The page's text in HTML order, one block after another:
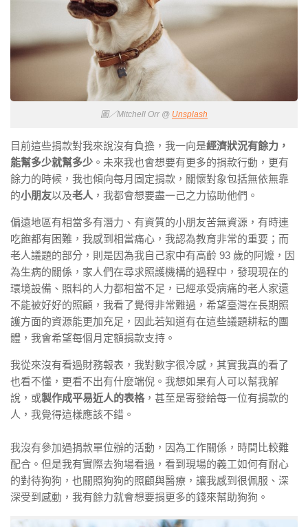
圖／Mitchell Orr @ Unsplash
目前這些捐款對我來說沒有負擔，我一向是經濟狀況有餘力，
能幫多少就幫多少 。未來我也會想要有更多的捐款行動，更有
餘力的時候，我也傾向每月固定捐款，關懷對象包括無依無靠
的小朋友以及老人 ，我都會想要盡一己之力協助他們。
偏遠地區有相當多有潛力、有資質的小朋友苦無資源，有時連
吃飽都有困難，我感到相當痛心，我認為教育非常的重要；而
老人議題的部分，則是因為我自己家中有高齡 93 歲的阿嬤，因
為生病的關係，家人們在尋求照護機構的過程中，發現現在的
環境設備、照料的人力都相當不足，已經承受病痛的老人家還
不能被好好的照顧，我看了覺得非常難過，希望臺灣在長期照
護方面的資源能更加充足，因此若知道有在這些議題耕耘的團
體，我會希望每個月定額捐款支持。
我從來沒有看過財務報表，我對數字很冷感，其實我真的看了
也看不懂，更看不出有什麼端倪。我想如果有人可以幫我解
說，或製作成平易近人的表格，甚至是寄發給每一位有捐款的
人，我覺得這樣應該不錯。
我沒有參加過捐款單位辦的活動，因為工作關係，時間比較難
配合。但是我有實際去狗場看過，看到現場的義工如何有耐心
的對待狗狗，也關照狗狗的照顧與醫療，讓我感到很佩服、深
深受到感動，我有餘力就會想要捐更多的錢來幫助狗狗。